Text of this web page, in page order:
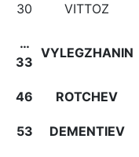
30 VITTOZ
…
33
VYLEGZHANIN
46 ROTCHEV
53 DEMENTIEV